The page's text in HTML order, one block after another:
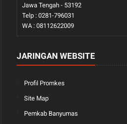
Jawa Tengah - 53192
Telp : 0281-796031
WA : 08112622009
JARINGAN WEBSITE
Profil Promkes
Site Map
Pemkab Banyumas